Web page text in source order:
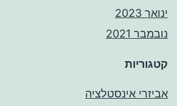
ינואר 2023
נובמבר 2021
קטגוריות
אביזרי אינסטלציה